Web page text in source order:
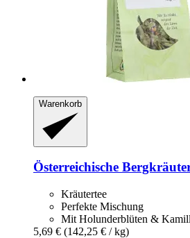
Warenkorb
Österreichische
Kräutertee
Perfekte Mischung
Mit Holunderblüten &
5,69 € (142,25 € / kg)